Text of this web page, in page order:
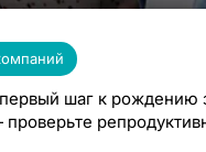
шаг к рождению